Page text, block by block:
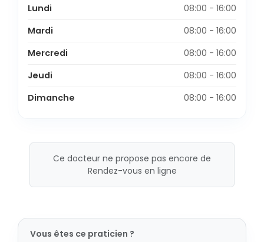
Lundi
08:00 - 16:00
Mardi
08:00 - 16:00
Mercredi
08:00 - 16:00
Jeudi
08:00 - 16:00
Dimanche
08:00 - 16:00
Ce docteur ne propose pas encore de
Rendez-vous en ligne
Vous êtes ce praticien ?